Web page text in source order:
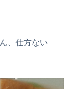
、仕方ない